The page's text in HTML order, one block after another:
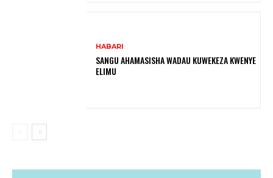
HABARI
SANGU AHAMASISHA WADAU KUWEKEZA KWENYE
ELIMU